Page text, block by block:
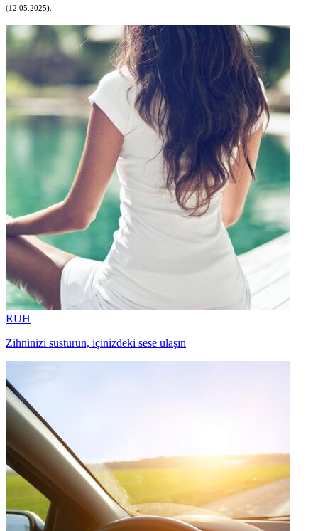
(12.05.2025).
RUH
Zihninizi susturun, içinizdeki sese ulaşın